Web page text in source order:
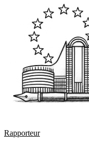
Rapporteur